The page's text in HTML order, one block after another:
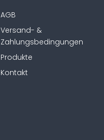
AGB
Versand- &
Zahlungsbedingungen
Produkte
Kontakt